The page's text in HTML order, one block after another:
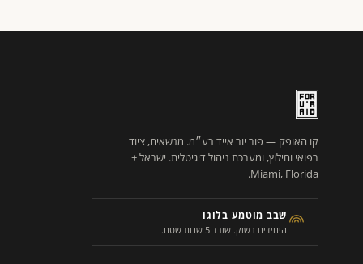
קו האופק — פור יור אייד בע״מ. מנשאים, ציוד
רפואי וחילוץ, ומערכת ניהול דיגיטלית. ישראל +
Miami, Florida.
שבב מוטמע בלוגו
היחידים בשוק. שורד 5 שנות שטח.